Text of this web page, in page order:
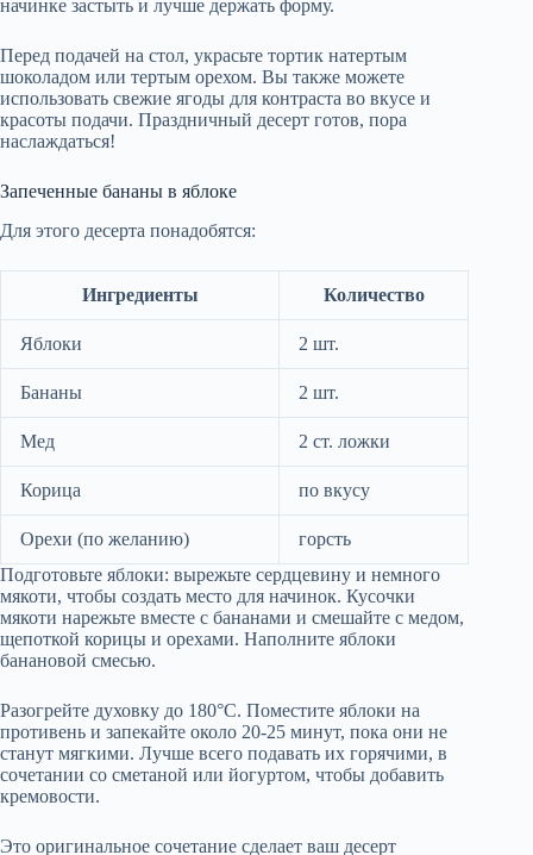
начинке застыть и лучше держать форму.
Перед подачей на стол, украсьте тортик натертым
шоколадом или тертым орехом. Вы также можете
использовать свежие ягоды для контраста во вкусе и
красоты подачи. Праздничный десерт готов, пора
наслаждаться!
Запеченные бананы в яблоке
Для этого десерта понадобятся:
Ингредиенты Количество
Яблоки 2 шт.
Бананы 2 шт.
Мед 2 ст. ложки
Корица по вкусу
Орехи (по желанию)
горсть
Подготовьте яблоки: вырежьте сердцевину и немного
мякоти, чтобы создать место для начинок. Кусочки
мякоти нарежьте вместе с бананами и смешайте с медом,
щепоткой корицы и орехами. Наполните яблоки
банановой смесью.
Разогрейте духовку до 180°C. Поместите яблоки на
противень и запекайте около 20-25 минут, пока они не
станут мягкими. Лучше всего подавать их горячими, в
сочетании со сметаной или йогуртом, чтобы добавить
кремовости.
Это оригинальное сочетание сделает ваш десерт